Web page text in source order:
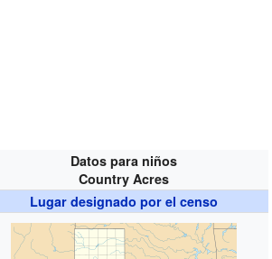
Datos para niños
Country Acres
Lugar designado por el censo